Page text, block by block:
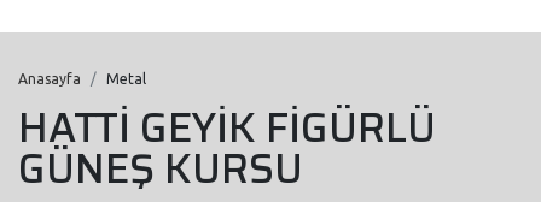
Anasayfa Metal
HATTİ GEYİK FİGÜRLÜ
GÜNEŞ KURSU